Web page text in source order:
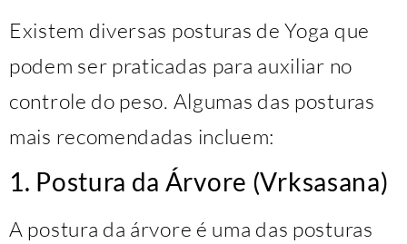
Existem diversas posturas de Yoga que
podem ser praticadas para auxiliar no
controle do peso. Algumas das posturas
mais recomendadas incluem:
1. Postura da Árvore (Vrksasana)
A postura da árvore é uma das posturas